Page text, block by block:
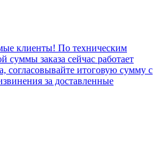
клиенты! По техническим
суммы заказа сейчас работает
согласовывайте итоговую сумму с
за доставленные